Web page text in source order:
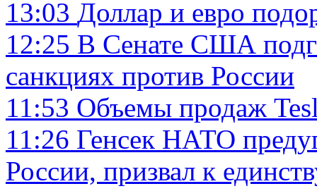
13:03 Доллар и евро
12:25 В Сенатe США
санкциях против России
11:53 Объемы продаж
11:26 Генсек НАТО
России, призвал к